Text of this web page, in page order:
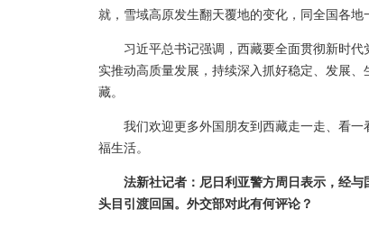
就，雪域高原发生翻天覆地的变化，同全国各
习近平总书记强调，西藏要全面贯彻新时
实推动高质量发展，持续深入抓好稳定、发展
藏。
我们欢迎更多外国朋友到西藏走一走、看
福生活。
法新社记者：尼日利亚警方周日表示，经
头目引渡回国。外交部对此有何评论？